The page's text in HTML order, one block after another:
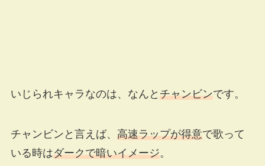
いじられキャラなのは、なんと チャンビンです。
チャンビンと言えば、 高速ラップが得意で歌って
いる時はダークで暗いイメージ。